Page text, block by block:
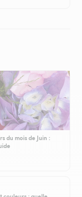
du mois de Juin :